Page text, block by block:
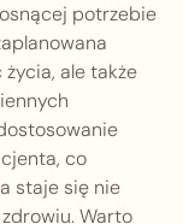
potrzebie
ale także
co
staje się nie
Warto